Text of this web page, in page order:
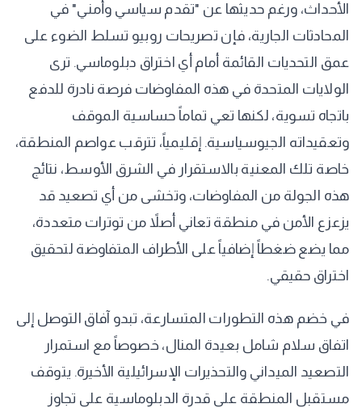
الأحداث، ورغم حديثها عن "تقدم سياسي وأمني" في
المحادثات الجارية، فإن تصريحات روبيو تسلط الضوء على
عمق التحديات القائمة أمام أي اختراق دبلوماسي. ترى
الولايات المتحدة في هذه المفاوضات فرصة نادرة للدفع
باتجاه تسوية، لكنها تعي تماماً حساسية الموقف
وتعقيداته الجيوسياسية. إقليمياً، تترقب عواصم المنطقة،
خاصة تلك المعنية بالاستقرار في الشرق الأوسط، نتائج
هذه الجولة من المفاوضات، وتخشى من أي تصعيد قد
يزعزع الأمن في منطقة تعاني أصلاً من توترات متعددة،
مما يضع ضغطاً إضافياً على الأطراف المتفاوضة لتحقيق
اختراق حقيقي.
في خضم هذه التطورات المتسارعة، تبدو آفاق التوصل إلى
اتفاق سلام شامل بعيدة المنال، خصوصاً مع استمرار
التصعيد الميداني والتحذيرات الإسرائيلية الأخيرة. يتوقف
مستقبل المنطقة على قدرة الدبلوماسية على تجاوز